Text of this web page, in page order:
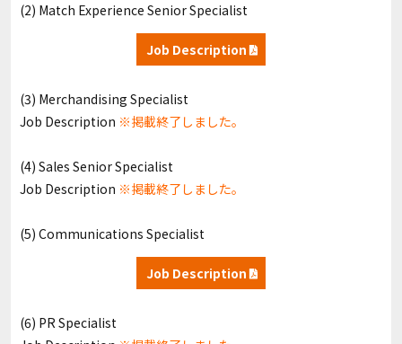
(2) Match Experience Senior Specialist
Job Description
(3) Merchandising Specialist
Job Description ※掲載終了しました。
(4) Sales Senior Specialist
Job Description ※掲載終了しました。
(5) Communications Specialist
Job Description
(6) PR Specialist